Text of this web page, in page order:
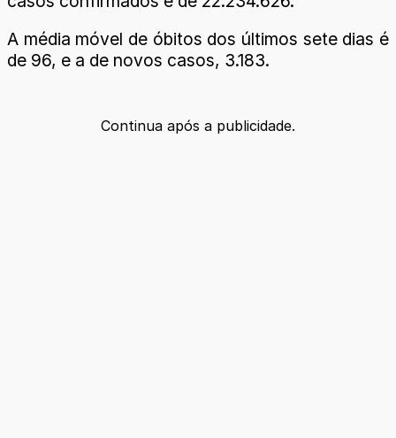
A média móvel de óbitos dos últimos sete dias é
de 96, e a de novos casos, 3.183.
Continua após a publicidade.